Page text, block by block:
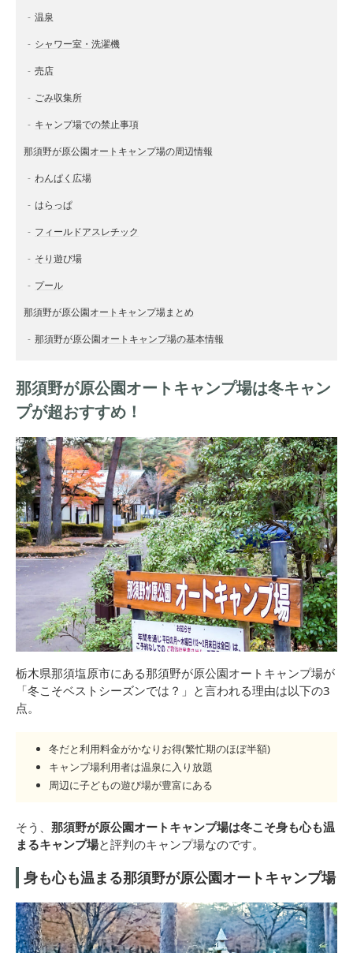
温泉
シャワー室・洗濯機
売店
ごみ収集所
キャンプ場での禁止事項
那須野が原公園オートキャンプ場の周辺情報
わんぱく広場
はらっぱ
フィールドアスレチック
そり遊び場
プール
那須野が原公園オートキャンプ場まとめ
那須野が原公園オートキャンプ場の基本情報
那須野が原公園オートキャンプ場は冬キャン
プが超おすすめ！
栃木県那須塩原市にある那須野が原公園オートキャンプ場が
「冬こそベストシーズンでは？」と言われる理由は以下の3
点。
冬だと利用料金がかなりお得(繁忙期のほぼ半額)
キャンプ場利用者は温泉に入り放題
周辺に子どもの遊び場が豊富にある
そう、 那須野が原公園オートキャンプ場は冬こそ身も心も温
まるキャンプ場と評判のキャンプ場なのです。
身も心も温まる那須野が原公園オートキャンプ場